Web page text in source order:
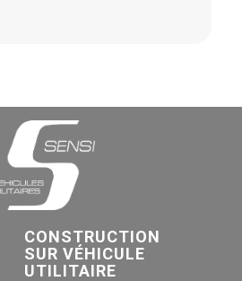
CONSTRUCTION
SUR VÉHICULE
UTILITAIRE